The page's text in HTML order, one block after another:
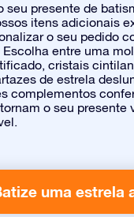
seu presente de
itens adicionais
o seu pedido
entre uma
cristais
de estrela
complementos
o seu presente
uma estrela